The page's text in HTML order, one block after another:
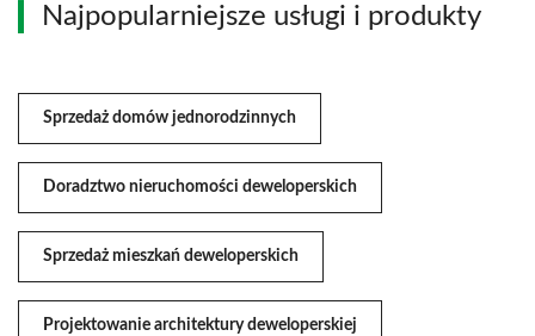
Najpopularniejsze usługi i produkty
Sprzedaż domów jednorodzinnych
Doradztwo nieruchomości deweloperskich
Sprzedaż mieszkań deweloperskich
Projektowanie architektury deweloperskiej